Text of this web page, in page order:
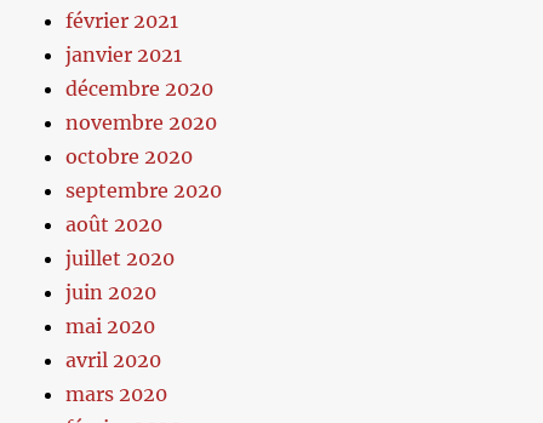
février 2021
janvier 2021
décembre 2020
novembre 2020
octobre 2020
septembre 2020
août 2020
juillet 2020
juin 2020
mai 2020
avril 2020
mars 2020